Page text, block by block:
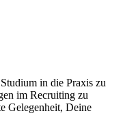
in die Praxis zu
im Recruiting zu
Gelegenheit, Deine